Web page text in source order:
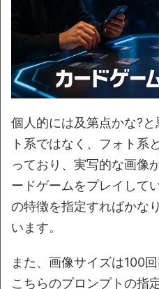
個人的には及第点かな?
ト系ではなく、フォト系
っており、実写的な画像
ードゲームをプレイして
の特徴を指定すればかな
います。
また、画像サイズは100
こちらのプロンプトの指